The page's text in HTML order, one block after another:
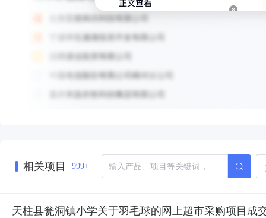
相关项目 999+
天柱县瓮洞镇小学关于羽毛球的网上超市采购项目成